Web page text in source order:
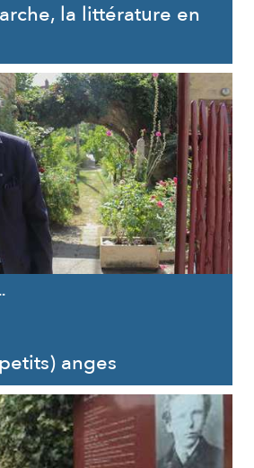
la littérature en
anges